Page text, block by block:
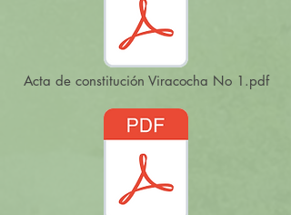
Acta de constitución Viracocha No 1.pdf